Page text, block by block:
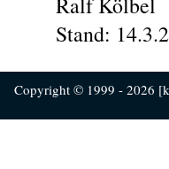
Stand:
Copyright © 1999 - 2026